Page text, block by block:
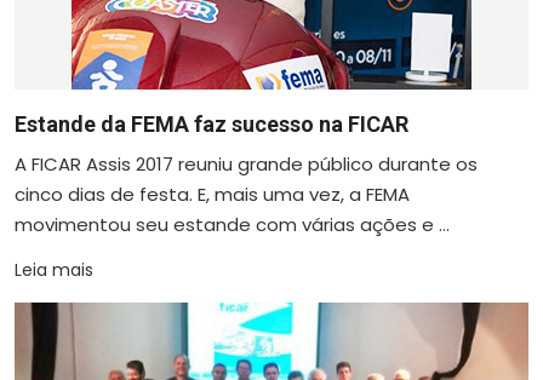
Estande da FEMA faz sucesso na FICAR
A FICAR Assis 2017 reuniu grande público durante os
cinco dias de festa. E, mais uma vez, a FEMA
movimentou seu estande com várias ações e ...
Leia mais